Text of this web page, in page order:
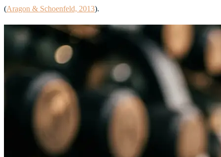
(Aragon & Schoenfeld, 2013).